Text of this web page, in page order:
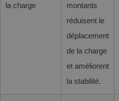
la charge
montants
réduisent le
déplacement
de la charge
et améliorent
la stabilité.